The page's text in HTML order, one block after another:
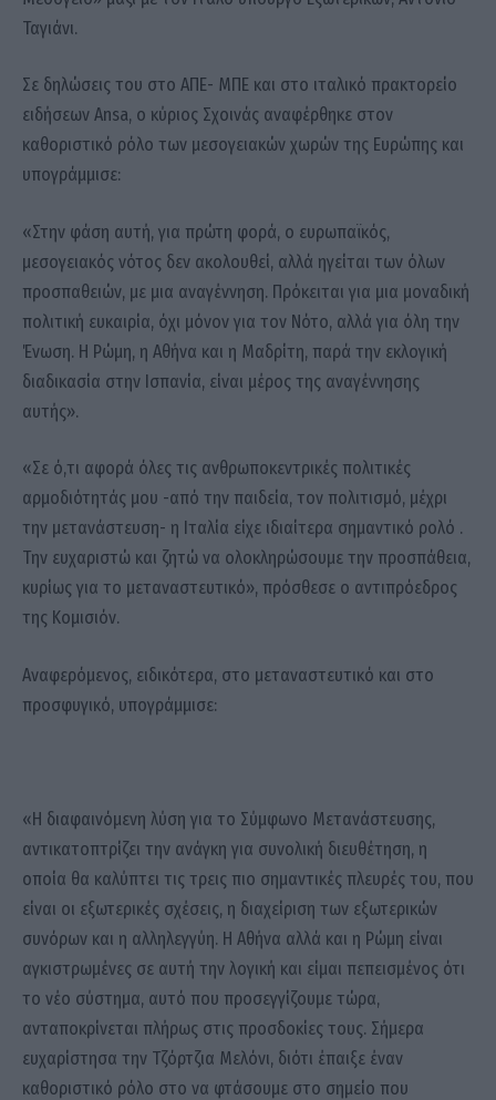
Ταγιάνι.
Σε δηλώσεις του στο ΑΠΕ- ΜΠΕ και στο ιταλικό πρακτορείο
ειδήσεων Ansa, ο κύριος Σχοινάς αναφέρθηκε στον
καθοριστικό ρόλο των μεσογειακών χωρών της Ευρώπης και
υπογράμμισε:
«Στην φάση αυτή, για πρώτη φορά, ο ευρωπαϊκός,
μεσογειακός νότος δεν ακολουθεί, αλλά ηγείται των όλων
προσπαθειών, με μια αναγέννηση. Πρόκειται για μια μοναδική
πολιτική ευκαιρία, όχι μόνον για τον Νότο, αλλά για όλη την
Ένωση. Η Ρώμη, η Αθήνα και η Μαδρίτη, παρά την εκλογική
διαδικασία στην Ισπανία, είναι μέρος της αναγέννησης
αυτής».
«Σε ό,τι αφορά όλες τις ανθρωποκεντρικές πολιτικές
αρμοδιότητάς μου -από την παιδεία, τον πολιτισμό, μέχρι
την μετανάστευση- η Ιταλία είχε ιδιαίτερα σημαντικό ρολό .
Την ευχαριστώ και ζητώ να ολοκληρώσουμε την προσπάθεια,
κυρίως για το μεταναστευτικό», πρόσθεσε ο αντιπρόεδρος
της Κομισιόν.
Αναφερόμενος, ειδικότερα, στο μεταναστευτικό και στο
προσφυγικό, υπογράμμισε:
«Η διαφαινόμενη λύση για το Σύμφωνο Μετανάστευσης,
αντικατοπτρίζει την ανάγκη για συνολική διευθέτηση, η
οποία θα καλύπτει τις τρεις πιο σημαντικές πλευρές του, που
είναι οι εξωτερικές σχέσεις, η διαχείριση των εξωτερικών
συνόρων και η αλληλεγγύη. H Αθήνα αλλά και η Ρώμη είναι
αγκιστρωμένες σε αυτή την λογική και είμαι πεπεισμένος ότι
το νέο σύστημα, αυτό που προσεγγίζουμε τώρα,
ανταποκρίνεται πλήρως στις προσδοκίες τους. Σήμερα
ευχαρίστησα την Τζόρτζια Μελόνι, διότι έπαιξε έναν
καθοριστικό ρόλο στο να φτάσουμε στο σημείο που